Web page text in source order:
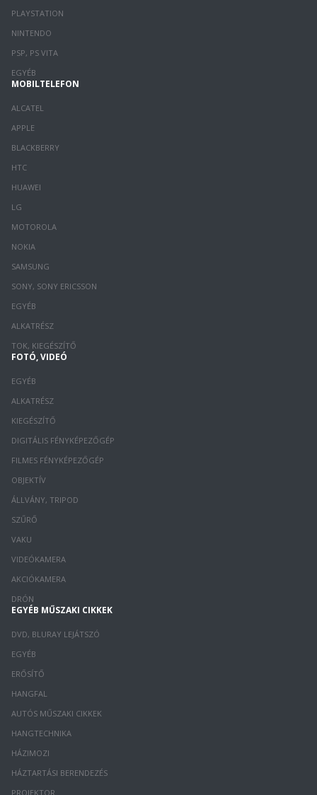
PLAYSTATION
NINTENDO
PSP, PS VITA
EGYÉB
MOBILTELEFON
ALCATEL
APPLE
BLACKBERRY
HTC
HUAWEI
LG
MOTOROLA
NOKIA
SAMSUNG
SONY, SONY ERICSSON
EGYÉB
ALKATRÉSZ
TOK, KIEGÉSZÍTŐ
FOTÓ, VIDEÓ
EGYÉB
ALKATRÉSZ
KIEGÉSZÍTŐ
DIGITÁLIS FÉNYKÉPEZŐGÉP
FILMES FÉNYKÉPEZŐGÉP
OBJEKTÍV
ÁLLVÁNY, TRIPOD
SZŰRŐ
VAKU
VIDEÓKAMERA
AKCIÓKAMERA
DRÓN
EGYÉB MŰSZAKI CIKKEK
DVD, BLURAY LEJÁTSZÓ
EGYÉB
ERŐSÍTŐ
HANGFAL
AUTÓS MŰSZAKI CIKKEK
HANGTECHNIKA
HÁZIMOZI
HÁZTARTÁSI BERENDEZÉS
PROJEKTOR